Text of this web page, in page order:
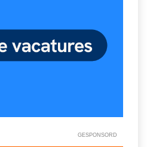
GESPONSORD